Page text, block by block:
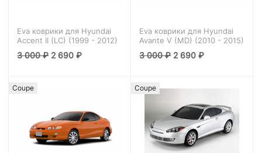
Eva коврики для Hyundai
Accent II (LC) (1999 - 2012)
3 000₽ 2 690₽
Eva коврики для Hyundai
Avante V (MD) (2010 - 2015)
3 000₽ 2 690₽
Coupe Coupe